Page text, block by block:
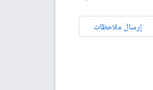
إرسال ملاحظات